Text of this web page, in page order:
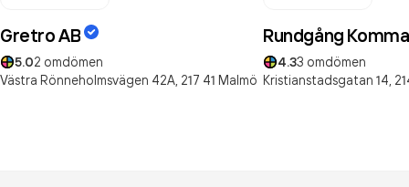
Gretro AB
5.02 omdömen
Västra Rönneholmsvägen 42A, 217 41 Malmö
Rundgång
4.33 omdömen
Kristianstadsgatan 14,